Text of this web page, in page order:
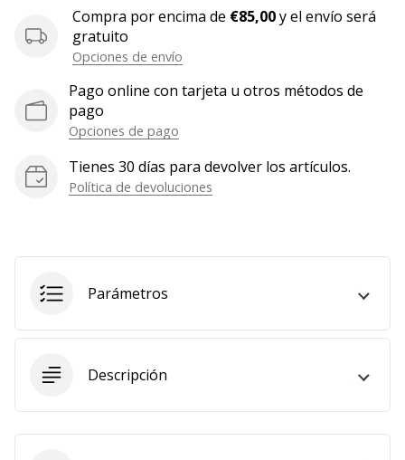
embajador
Weplayvolleyball!
consideras
un
queremos
en
Mostrar
todos
artículos
Compra por encima de €85,00y el envío será
gratuito
Opciones de envío
Pago online con tarjeta u otros métodos de
pago
Opciones de pago
Tienes 30 días para devolver los artículos.
Política de devoluciones
Parámetros
Descripción